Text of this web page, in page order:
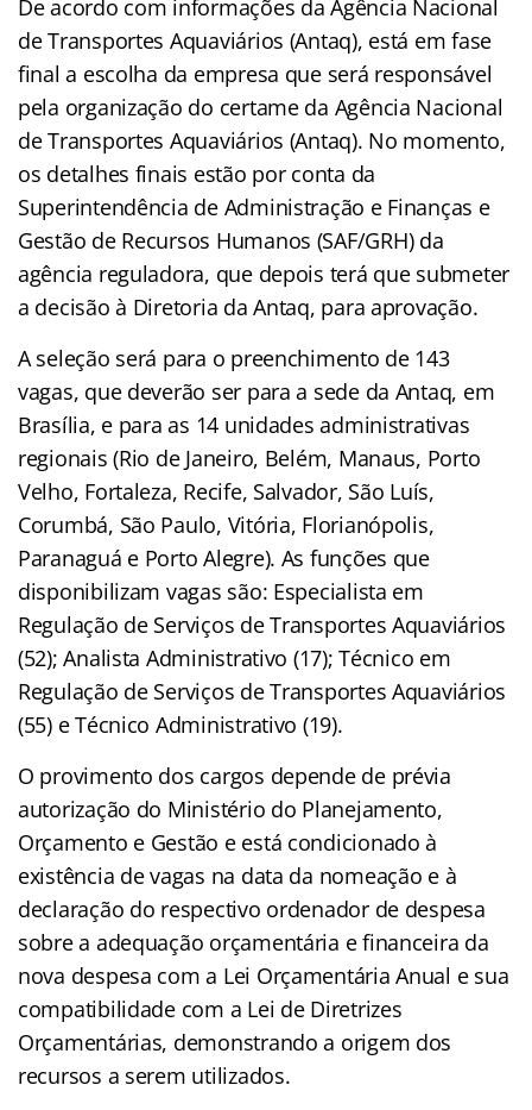
De acordo com informações da Agência Nacional
de Transportes Aquaviários (Antaq), está em fase
final a escolha da empresa que será responsável
pela organização do certame da Agência Nacional
de Transportes Aquaviários (Antaq). No momento,
os detalhes finais estão por conta da
Superintendência de Administração e Finanças e
Gestão de Recursos Humanos (SAF/GRH) da
agência reguladora, que depois terá que submeter
a decisão à Diretoria da Antaq, para aprovação.
A seleção será para o preenchimento de 143
vagas, que deverão ser para a sede da Antaq, em
Brasília, e para as 14 unidades administrativas
regionais (Rio de Janeiro, Belém, Manaus, Porto
Velho, Fortaleza, Recife, Salvador, São Luís,
Corumbá, São Paulo, Vitória, Florianópolis,
Paranaguá e Porto Alegre). As funções que
disponibilizam vagas são: Especialista em
Regulação de Serviços de Transportes Aquaviários
(52); Analista Administrativo (17); Técnico em
Regulação de Serviços de Transportes Aquaviários
(55) e Técnico Administrativo (19).
O provimento dos cargos depende de prévia
autorização do Ministério do Planejamento,
Orçamento e Gestão e está condicionado à
existência de vagas na data da nomeação e à
declaração do respectivo ordenador de despesa
sobre a adequação orçamentária e financeira da
nova despesa com a Lei Orçamentária Anual e sua
compatibilidade com a Lei de Diretrizes
Orçamentárias, demonstrando a origem dos
recursos a serem utilizados.